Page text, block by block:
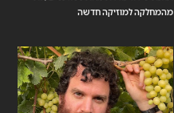
מהמחלקה למוזיקה חדשה